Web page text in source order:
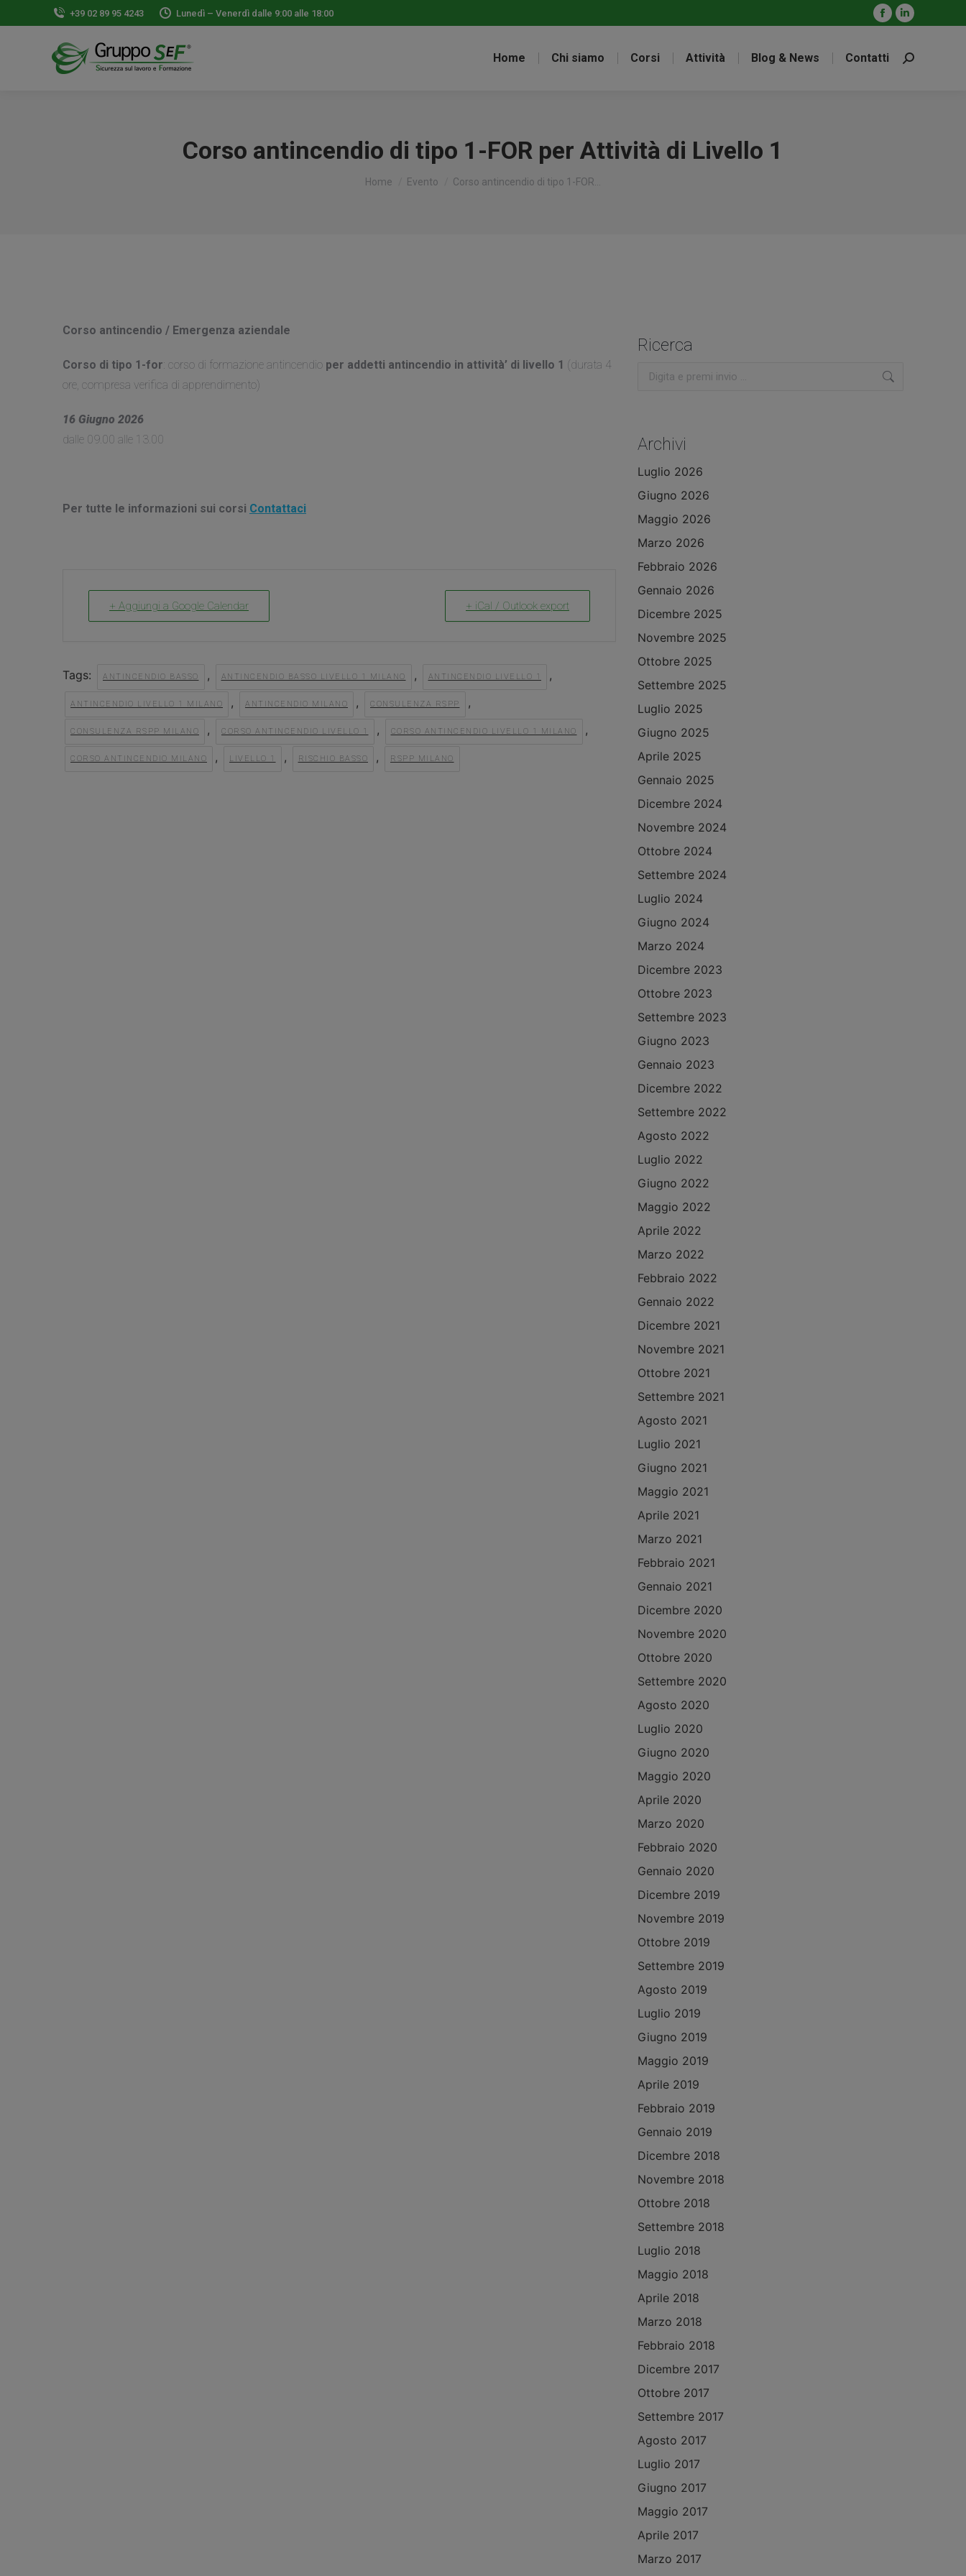
+39 02 89 95 4243 Lunedì – Venerdì dalle 9:00 alle 18:00
Facebook
opens
Linkedin
opens
Home Chi siamo Corsi Attività Blog & News Contatti Cerca:
Corso antincendio di tipo 1-FOR per Attività di Livello 1
Tu sei qui:
Home Evento Corso antincendio di tipo 1-FOR…
Corso antincendio / Emergenza aziendale
Corso di tipo 1-for: corso di formazione antincendio per addetti antincendio in attività’ di livello 1 (durata 4
ore, compresa verifica di apprendimento)
16 Giugno 2026
dalle 09.00 alle 13.00
Per tutte le informazioni sui corsi Contattaci
+ Aggiungi a Google Calendar + iCal / Outlook export
Tags: ANTINCENDIO BASSO , ANTINCENDIO BASSO LIVELLO 1 MILANO , ANTINCENDIO LIVELLO 1 ,
ANTINCENDIO LIVELLO 1 MILANO , ANTINCENDIO MILANO , CONSULENZA RSPP ,
CONSULENZA RSPP MILANO , CORSO ANTINCENDIO LIVELLO 1 , CORSO ANTINCENDIO LIVELLO 1 MILANO ,
CORSO ANTINCENDIO MILANO , LIVELLO 1 , RISCHIO BASSO , RSPP MILANO
Ricerca
Cerca:
Archivi
Luglio 2026
Giugno 2026
Maggio 2026
Marzo 2026
Febbraio 2026
Gennaio 2026
Dicembre 2025
Novembre 2025
Ottobre 2025
Settembre 2025
Luglio 2025
Giugno 2025
Aprile 2025
Gennaio 2025
Dicembre 2024
Novembre 2024
Ottobre 2024
Settembre 2024
Luglio 2024
Giugno 2024
Marzo 2024
Dicembre 2023
Ottobre 2023
Settembre 2023
Giugno 2023
Gennaio 2023
Dicembre 2022
Settembre 2022
Agosto 2022
Luglio 2022
Giugno 2022
Maggio 2022
Aprile 2022
Marzo 2022
Febbraio 2022
Gennaio 2022
Dicembre 2021
Novembre 2021
Ottobre 2021
Settembre 2021
Agosto 2021
Luglio 2021
Giugno 2021
Maggio 2021
Aprile 2021
Marzo 2021
Febbraio 2021
Gennaio 2021
Dicembre 2020
Novembre 2020
Ottobre 2020
Settembre 2020
Agosto 2020
Luglio 2020
Giugno 2020
Maggio 2020
Aprile 2020
Marzo 2020
Febbraio 2020
Gennaio 2020
Dicembre 2019
Novembre 2019
Ottobre 2019
Settembre 2019
Agosto 2019
Luglio 2019
Giugno 2019
Maggio 2019
Aprile 2019
Febbraio 2019
Gennaio 2019
Dicembre 2018
Novembre 2018
Ottobre 2018
Settembre 2018
Luglio 2018
Maggio 2018
Aprile 2018
Marzo 2018
Febbraio 2018
Dicembre 2017
Ottobre 2017
Settembre 2017
Agosto 2017
Luglio 2017
Giugno 2017
Maggio 2017
Aprile 2017
Marzo 2017